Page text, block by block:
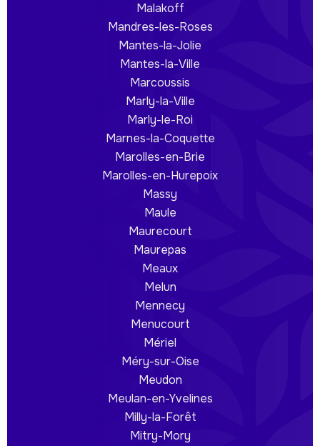
Malakoff
Mandres-les-Roses
Mantes-la-Jolie
Mantes-la-Ville
Marcoussis
Marly-la-Ville
Marly-le-Roi
Marnes-la-Coquette
Marolles-en-Brie
Marolles-en-Hurepoix
Massy
Maule
Maurecourt
Maurepas
Meaux
Melun
Mennecy
Menucourt
Mériel
Méry-sur-Oise
Meudon
Meulan-en-Yvelines
Milly-la-Forêt
Mitry-Mory